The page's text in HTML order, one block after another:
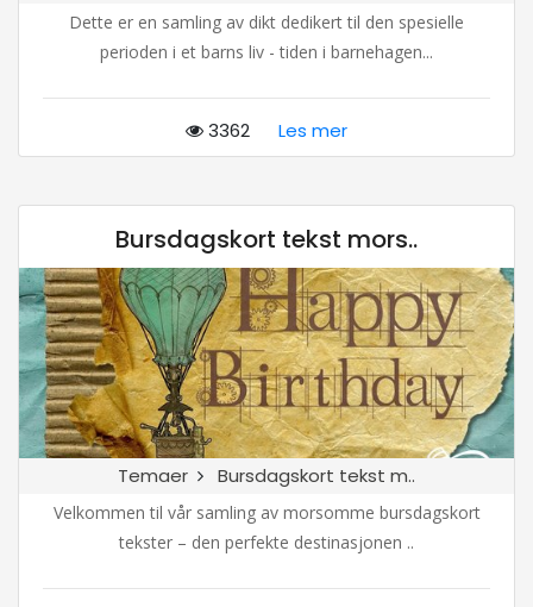
Dette er en samling av dikt dedikert til den spesielle
perioden i et barns liv - tiden i barnehagen...
3362 Les mer
Bursdagskort tekst mors..
Temaer Bursdagskort tekst m..
Velkommen til vår samling av morsomme bursdagskort
tekster – den perfekte destinasjonen ..